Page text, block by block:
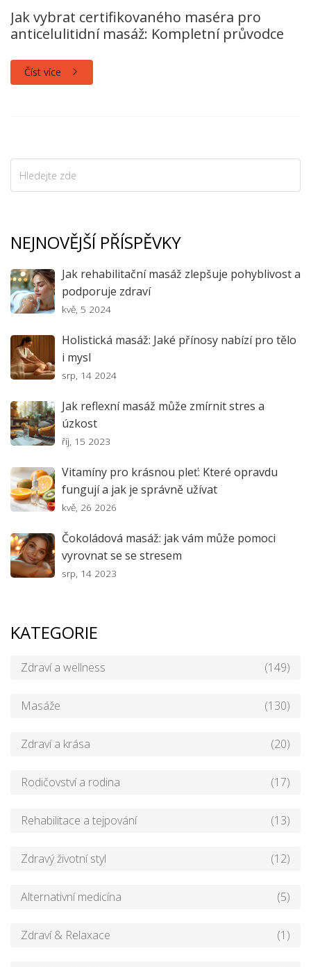
Jak vybrat certifikovaného maséra pro
anticelulitidní masáž: Kompletní průvodce
Číst více
NEJNOVĚJŠÍ PŘÍSPĚVKY
Jak rehabilitační masáž zlepšuje pohyblivost a
podporuje zdraví
kvě, 5 2024
Holistická masáž: Jaké přínosy nabízí pro tělo
i mysl
srp, 14 2024
Jak reflexní masáž může zmírnit stres a
úzkost
říj, 15 2023
Vitamíny pro krásnou pleť: Které opravdu
fungují a jak je správně užívat
kvě, 26 2026
Čokoládová masáž: jak vám může pomoci
vyrovnat se se stresem
srp, 14 2023
KATEGORIE
Zdraví a wellness (149)
Masáže (130)
Zdraví a krása (20)
Rodičovství a rodina (17)
Rehabilitace a tejpování (13)
Zdravý životní styl (12)
Alternativní medicína (5)
Zdraví & Relaxace (1)